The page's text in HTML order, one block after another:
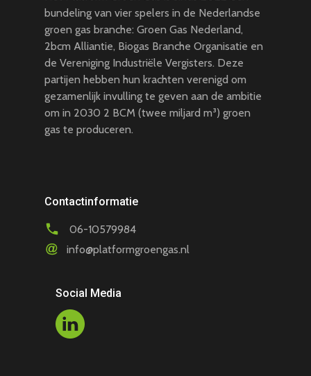
bundeling van vier spelers in de Nederlandse
groen gas branche: Groen Gas Nederland,
2bcm Alliantie, Biogas Branche Organisatie en
de Vereniging Industriële Vergisters. Deze
partijen hebben hun krachten verenigd om
gezamenlijk invulling te geven aan de ambitie
om in 2030 2 BCM (twee miljard m³) groen
gas te produceren.
Contactinformatie
06-10579984
info@platformgroengas.nl
Social Media